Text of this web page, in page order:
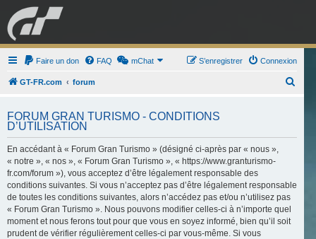
GRAN TURISMO FORUM
ESPORT BOUTIQUE
Faire un don FAQ mChat Connexion
S’enregistrer
GT-FR.com forum
FORUM GRAN TURISMO - CONDITIONS
D’UTILISATION
En accédant à « Forum Gran Turismo » (désigné ci-après par « nous »,
« notre », « nos », « Forum Gran Turismo », « https://www.granturismo-
fr.com/forum »), vous acceptez d’être légalement responsable des
conditions suivantes. Si vous n’acceptez pas d’être légalement responsable
de toutes les conditions suivantes, alors n’accédez pas et/ou n’utilisez pas
« Forum Gran Turismo ». Nous pouvons modifier celles-ci à n’importe quel
moment et nous ferons tout pour que vous en soyez informé, bien qu’il soit
prudent de vérifier régulièrement celles-ci par vous-même. Si vous